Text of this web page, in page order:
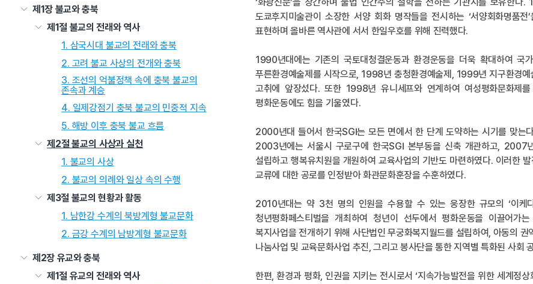
제1장 불교와 충북
제1절 불교의 전래와 역사
1. 삼국시대 불교의 전래와 충북
2. 고려 불교 사상의 전개와 충북
3. 조선의 억불정책 속에 충북 불교의
존속과 계승
4. 일제강점기 충북 불교의 민중적 지속
5. 해방 이후 충북 불교 흐름
제2절 불교의 사상과 실천
1. 불교의 사상
2. 불교의 의례와 일상 속의 수행
제3절 불교의 현황과 활동
1. 남한강 수계의 북방계형 불교문화
2. 금강 수계의 남방계형 불교문화
제2장 유교와 충북
제1절 유교의 전래와 역사
도쿄후지미술관이 소장한 서양 회화 명작들을 전시하는 ‘서양회화명품
표현하며 올바른 역사관에 서서 한일우호를 위해 진력했다.
1990년대에는 기존의 국토대청결운동과 환경운동을 더욱 확대하여
푸른환경예술제를 시작으로, 1998년 충청환경예술제, 1999년 지구환경
고취에 앞장섰다. 또한 1998년 유니세프와 연계하여 여성평화문화제
평화운동에도 힘을 기울였다.
2000년대 들어서 한국SGI는 모든 면에서 한 단계 도약하는 시기를 맞
2003년에는 서울시 구로구에 한국SGI 본부동을 신축 개관하고, 2007
설립하고 행복유치원을 개원하여 교육사업의 기반도 마련하였다. 이러한
교류에 대한 공로를 인정받아 화관문화훈장을 수훈하였다.
2010년대는 약 3천 명의 인원을 수용할 수 있는 웅장한 규모의 ‘이케
청년평화페스티벌을 개최하여 청년이 선두에서 평화운동을 이끌어
복지사업을 전개하기 위해 사단법인 무궁화복지월드를 설립하여, 아동의
나눔사업 및 교육문화사업 추진, 그리고 봉사단을 통한 지역별 특화된 사회
한편, 환경과 평화, 인권을 지키는 전시로서 ‘지속가능발전을 위한 세계정